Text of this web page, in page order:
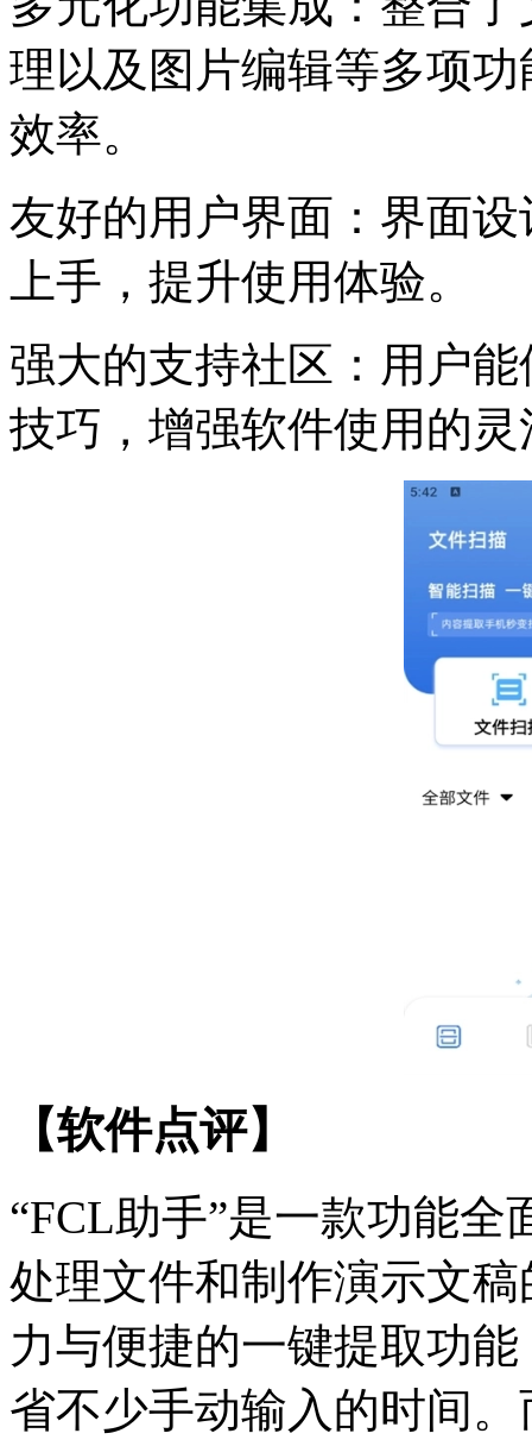
理以及图片编辑等多项
效率。
友好的用户界面：界面
上手，提升使用体验。
强大的支持社区：用户
技巧，增强软件使用的
【软件点评】
“FCL助手”是一款功能
处理文件和制作演示文
力与便捷的一键提取功
省不少手动输入的时间